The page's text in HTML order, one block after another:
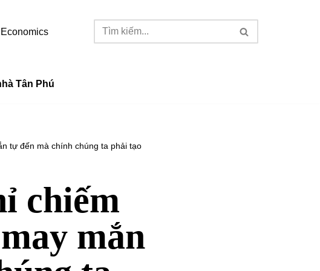
Economics
Tân Phú
tự đến mà chính chúng ta phải tạo
chiếm
mắn